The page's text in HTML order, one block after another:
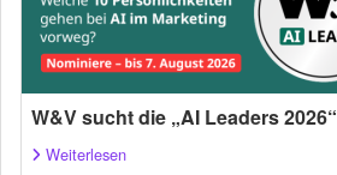
W&V sucht die „AI Leaders 2026“
Weiterlesen